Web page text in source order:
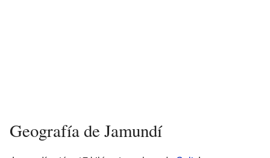
Geografía de Jamundí